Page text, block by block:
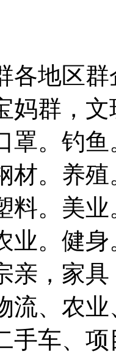
各地区
妈群，
罩。钓
材。养
料。美
业。健
亲，家
流、农
手车、